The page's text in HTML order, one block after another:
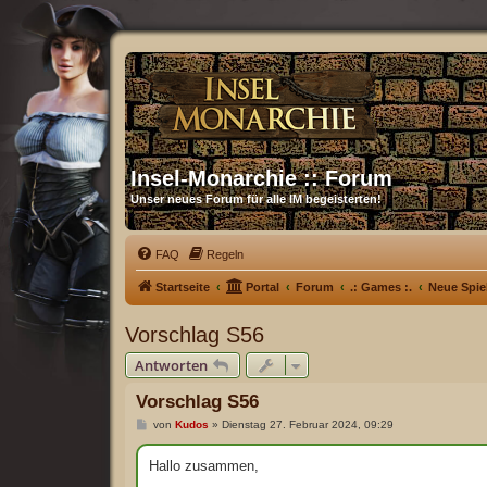
Insel-Monarchie :: Forum
Unser neues Forum für alle IM begeisterten!
FAQ Regeln
Startseite Portal Forum .: Games :. Neue
Vorschlag S56
Antworten
Vorschlag S56
B
i
t
von Kudos » Dienstag 27. Februar 2024, 09:29
Hallo zusammen,